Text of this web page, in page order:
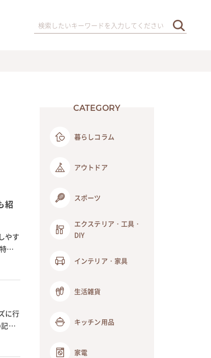
紹
やす
集
に行
事
CATEGORY
暮らしコラム
アウトドア
スポーツ
エクステリア・工具・
DIY
インテリア・家具
生活雑貨
キッチン用品
家電